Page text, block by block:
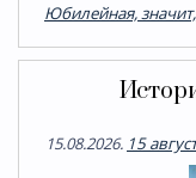
Юбилейная,
15.08.2026. 15